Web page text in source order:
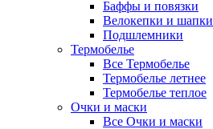
Баффы и повязки
Велокепки и шапки
Подшлемники
Термобелье
Все Термобелье
Термобелье летнее
Термобелье теплое
Очки и маски
Все Очки и маски